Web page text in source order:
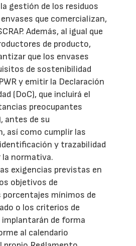
gestión de los residuos
que comercializan,
Además, al igual que
de producto,
que los envases
de sostenibilidad
y emitir la Declaración
(DoC), que incluirá el
preocupantes
antes de su
así como cumplir las
y trazabilidad
la normativa.
exigencias previstas en
objetivos de
mínimos de
o los criterios de
implantarán de forma
al calendario